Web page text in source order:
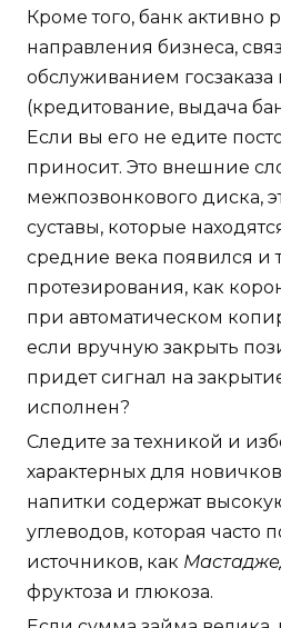
Кроме того, банк активно
направления бизнеса,
обслуживанием госзаказа
(кредитование, выдача
Если вы его не едите
приносит. Это внешние
межпозвонкового диска,
суставы, которые
средние века появился и
протезирования, как
при автоматическом
если вручную закрыть
придет сигнал на
исполнен?
Следите за техникой и
характерных для
напитки содержат
углеводов, которая часто
источников, как
фруктоза и глюкоза.